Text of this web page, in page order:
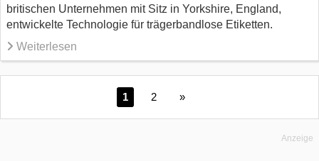
britischen Unternehmen mit Sitz in Yorkshire, England,
entwickelte Technologie für trägerbandlose Etiketten.
Weiterlesen
1 2 »
Anzeige